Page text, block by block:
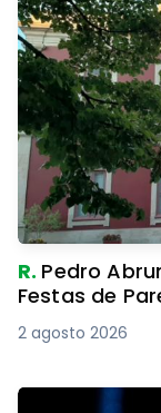
R. Pedro
Festas de
2 agosto 2026